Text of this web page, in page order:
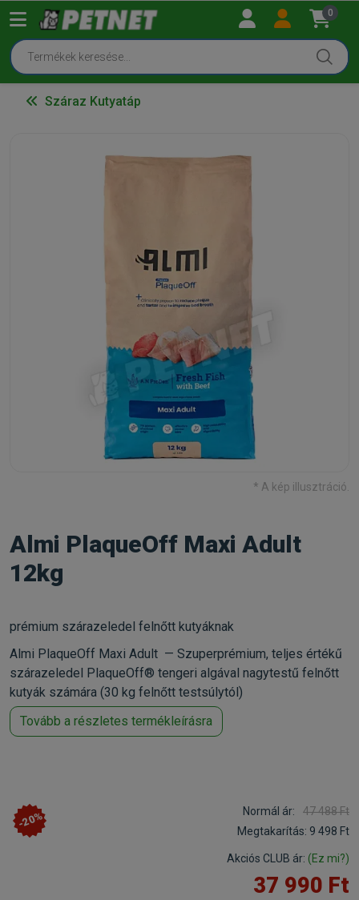
0
Száraz Kutyatáp
* A kép illusztráció.
Almi PlaqueOff Maxi Adult
12kg
prémium szárazeledel felnőtt kutyáknak
Almi PlaqueOff Maxi Adult — Szuperprémium, teljes értékű
szárazeledel PlaqueOff® tengeri algával nagytestű felnőtt
kutyák számára (30 kg felnőtt testsúlytól)
Tovább a részletes termékleírásra
-20% Normál ár:
47 488 Ft
Megtakarítás: 9 498 Ft
Akciós CLUB ár: (Ez mi?)
37 990 Ft